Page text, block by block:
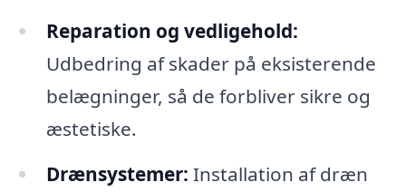
Reparation og vedligehold:
Udbedring af skader på eksisterende
belægninger, så de forbliver sikre og
æstetiske.
Drænsystemer: Installation af dræn